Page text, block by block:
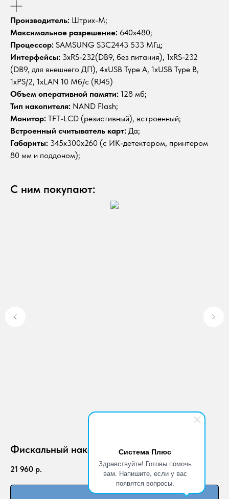
Система Плюс
Здравствуйте! Готовы помочь
вам. Напишите, если у вас
появятся вопросы.
Производитель: Штрих-М;
Максимальное разрешение: 640x480;
Процессор: SAMSUNG S3C2443 533 МГц;
Интерфейсы: 3xRS-232(DB9, без питания), 1xRS-232
(DB9, для внешнего ДП), 4xUSB Type A, 1xUSB Type B,
1xPS/2, 1хLAN 10 Мб/с (RJ45)
Объем оперативной памяти: 128 мб;
Тип накопителя: NAND Flash;
Монитор: TFT-LCD (резистивный), встроенный;
Встроенный считыватель карт: Да;
Габариты: 345x300x260 (с ИК-детектором, принтером
80 мм и поддоном);
С ним покупают:
Фискальный накопитель на 36мес
21 960 р.